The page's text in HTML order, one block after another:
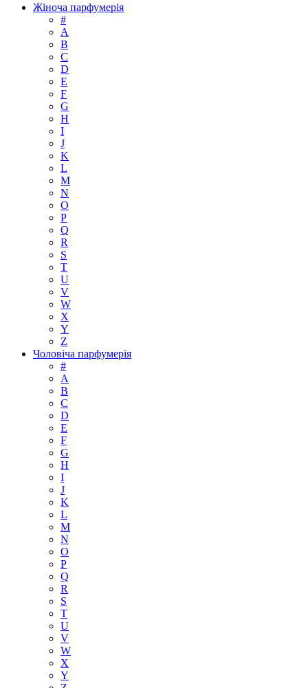
Жіноча парфумерія
#
А
B
C
D
E
F
G
H
I
J
K
L
M
N
O
P
Q
R
S
T
U
V
W
X
Y
Z
Чоловіча парфумерія
#
A
B
C
D
E
F
G
H
I
J
K
L
M
N
O
P
Q
R
S
T
U
V
W
X
Y